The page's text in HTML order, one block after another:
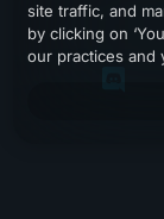
site traffic, and
by clicking on
our practices and